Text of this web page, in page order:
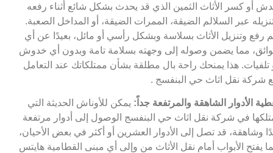
أو كسر الأثاث الثمين الذي قد يحدث بشكل شائع أثناء رفعه
عبر السلالم الضيقة، الممرات الضيقة، أو المداخل الصعبة.
رفع وتنزيل الأثاث بسلاسة وبشكل رأسي أو مائل، بعيدًا عن أي
مما يضمن وصوله إلى وجهته بسلامة تامة وبدون أي خدوش
تلفيات. هذا يمنحك راحة بال مطلقة بشأن ممتلكاتك عند التعامل
شركة نقل اثاث حي البنفسج .
الأدوار الشاهقة والمرتفعة جداً: يمكن للأوناش الحديثة التي
في شركة نقل اثاث حي البنفسج الوصول إلى أدوار مرتفعة
وشاهقة، قد تصل إلى الأدوار العشرين أو أكثر في بعض الأحيان،
يفتح الأبواب أمام نقل الأثاث من وإلى أي مبنى القطامية هايتس